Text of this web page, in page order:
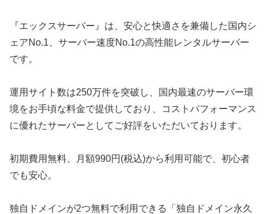
『エックスサーバー』は、安心と快適さを兼備した国内シ
ェアNo.1、サーバー速度No.1の高性能レンタルサーバー
です。
運用サイト数は250万件を突破し、国内最速のサーバー環
境をお手頃な料金で提供しており、コストパフォーマンス
に優れたサーバーとしてご好評をいただいております。
初期費用無料、月額990円(税込)から利用可能で、初心者
でも安心。
独自ドメインが2つ無料で利用できる「独自ドメイン永久